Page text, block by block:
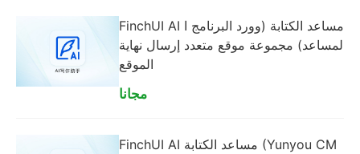
FinchUI AI مساعد الكتابة (وورد البرنامج ا
لمساعد) مجموعة موقع متعدد إرسال نهاية
الموقع
مجانا
FinchUI AI مساعد الكتابة (Yunyou CM